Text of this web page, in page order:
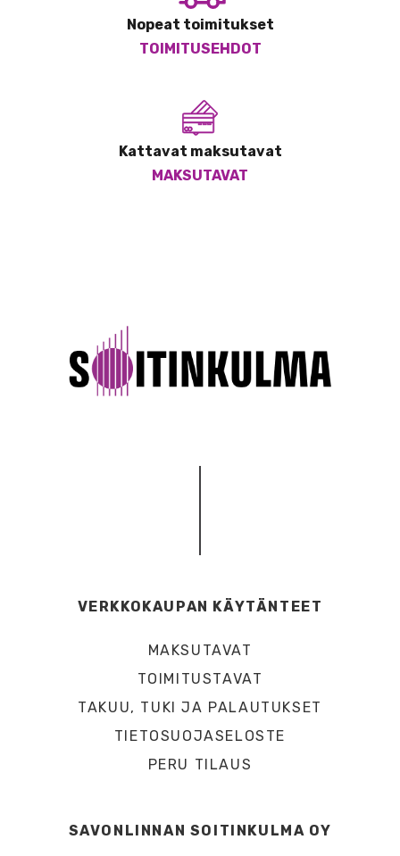
Nopeat toimitukset
TOIMITUSEHDOT
Kattavat maksutavat
MAKSUTAVAT
VERKKOKAUPAN KÄYTÄNTEET
MAKSUTAVAT
TOIMITUSTAVAT
TAKUU, TUKI JA PALAUTUKSET
TIETOSUOJASELOSTE
PERU TILAUS
SAVONLINNAN SOITINKULMA OY